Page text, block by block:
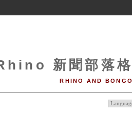
新聞部落格
RHINO AND BONGO